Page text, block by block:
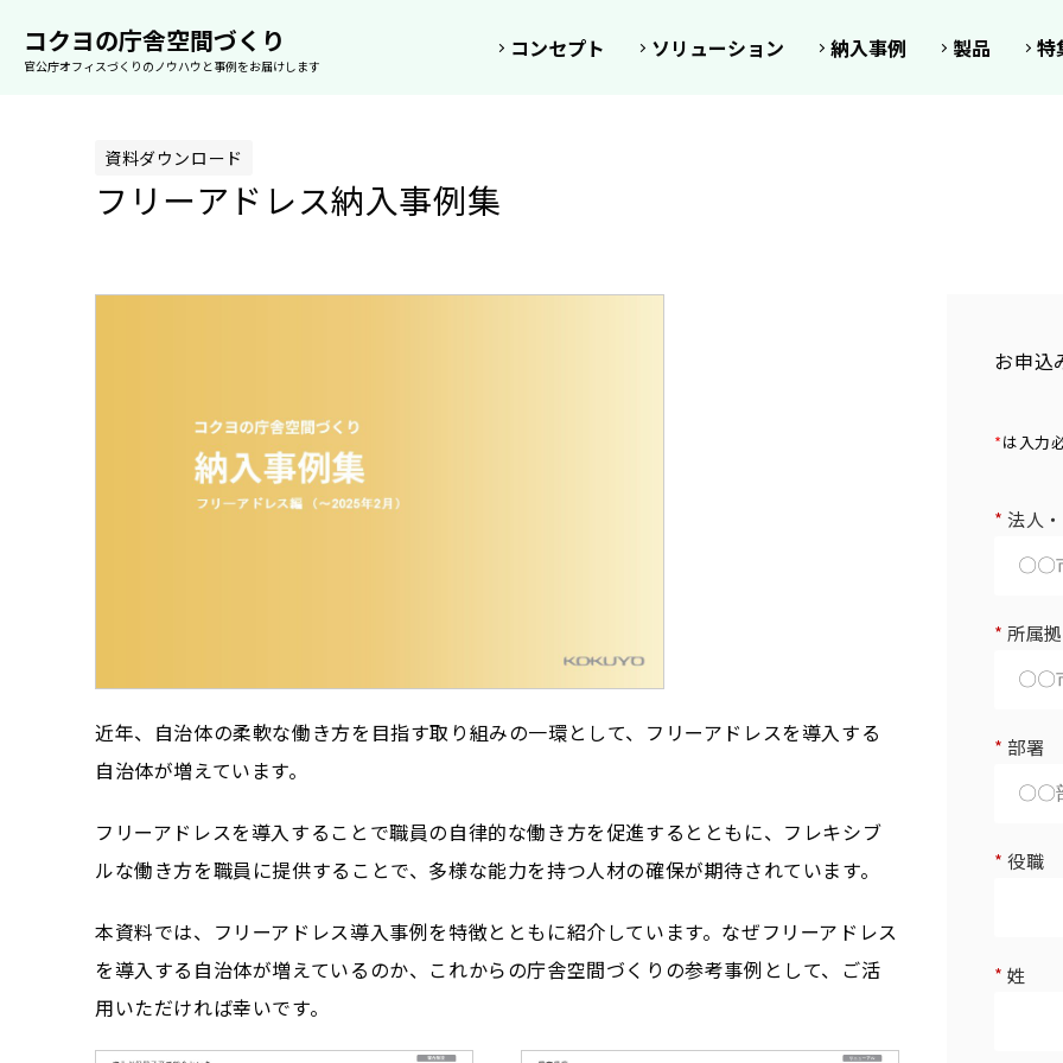
コクヨの庁舎空間づくり
官公庁オフィスづくりのノウハウと事例をお届けします
コンセプト ソリューション 納入事例 製品 特
資料ダウンロード
フリーアドレス納入事例集
近年、自治体の柔軟な働き方を目指す取り組みの一環として、フリーアドレスを導入する
自治体が増えています。
フリーアドレスを導入することで職員の自律的な働き方を促進するとともに、フレキシブ
ルな働き方を職員に提供することで、多様な能力を持つ人材の確保が期待されています。
本資料では、フリーアドレス導入事例を特徴とともに紹介しています。なぜフリーアドレス
を導入する自治体が増えているのか、これからの庁舎空間づくりの参考事例として、ご活
用いただければ幸いです。
お申込
*は入力
* 法人
* 所属
* 部署
* 役職
* 姓